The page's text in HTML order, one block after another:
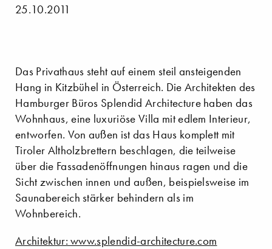
25.10.2011
Das Privathaus steht auf einem steil ansteigenden
Hang in Kitzbühel in Österreich. Die Architekten des
Hamburger Büros Splendid Architecture haben das
Wohnhaus, eine luxuriöse Villa mit edlem Interieur,
entworfen. Von außen ist das Haus komplett mit
Tiroler Altholzbrettern beschlagen, die teilweise
über die Fassadenöffnungen hinaus ragen und die
Sicht zwischen innen und außen, beispielsweise im
Saunabereich stärker behindern als im
Wohnbereich.
Architektur: www.splendid-architecture.com